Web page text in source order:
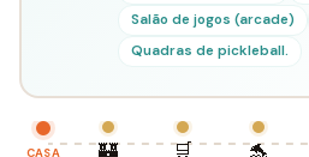
Salão de jogos (arcade)
Quadras de pickleball.
CASA 🏰 🛒 🐬